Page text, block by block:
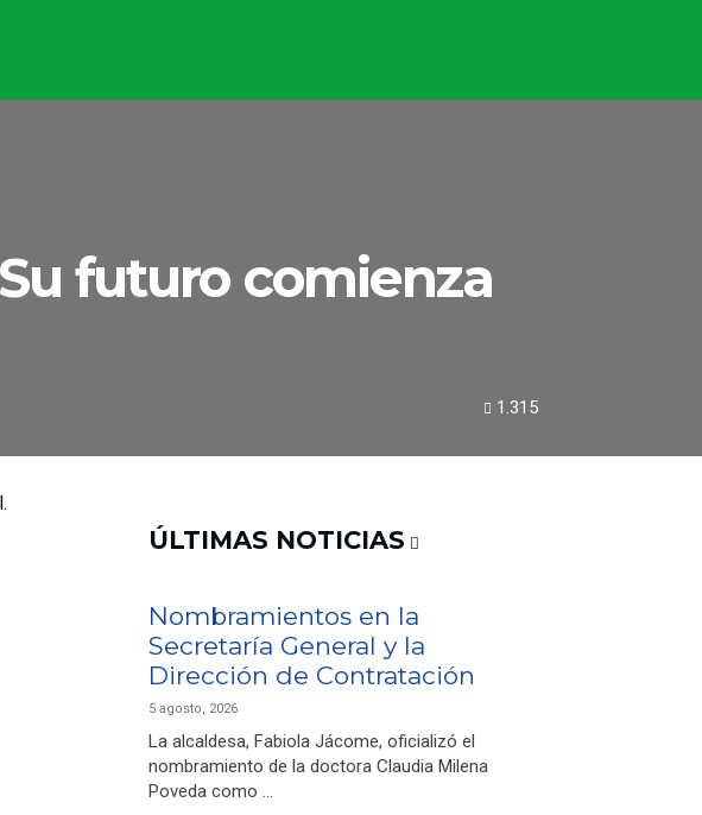
futuro comienza
1.315
ÚLTIMAS NOTICIAS
Nombramientos en la
Secretaría General y la
Dirección de Contratación
5 agosto, 2026
La alcaldesa, Fabiola Jácome, oficializó el
nombramiento de la doctora Claudia Milena
Poveda como …